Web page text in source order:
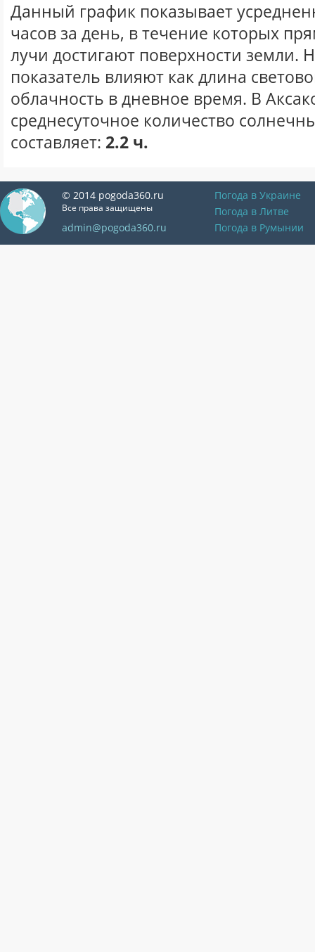
Данный график показывает
часов за день, в течение которых
лучи достигают поверхности земли.
показатель влияют как длина
облачность в дневное время. В
среднесуточное количество
составляет: 2.2 ч.
© 2014 pogoda360.ru
Все права защищены
admin@pogoda360.ru
Погода в Украине
Погода в Литве
Погода в Румынии